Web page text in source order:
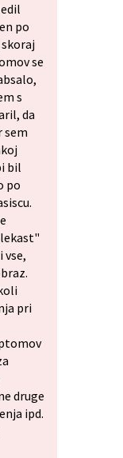
po
se
s
da
sem
bil
po
vse,
pri
druge
ipd.